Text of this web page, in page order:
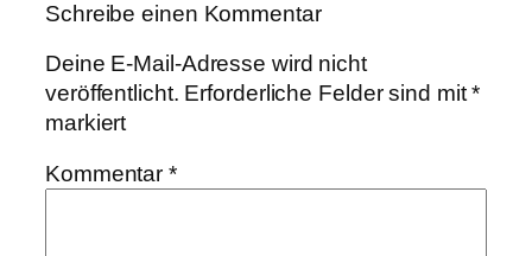
Schreibe einen Kommentar
Deine E-Mail-Adresse wird nicht
veröffentlicht. Erforderliche Felder sind mit*
markiert
Kommentar*